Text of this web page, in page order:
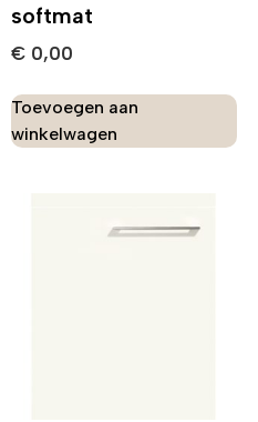
softmat
€ 0,00
Toevoegen aan
winkelwagen